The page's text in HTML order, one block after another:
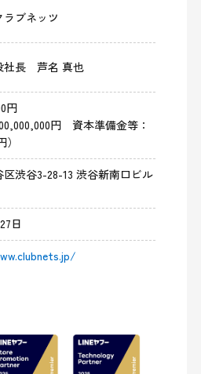
ブネッツ
社長 芦名 真也
円
円 資本準備金等：
渋谷3-28-13 渋谷新南口ビル
日